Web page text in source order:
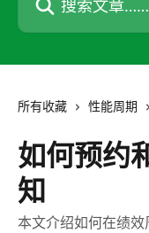
所有收藏 性能周期
如何预约
知
本文介绍如何在绩